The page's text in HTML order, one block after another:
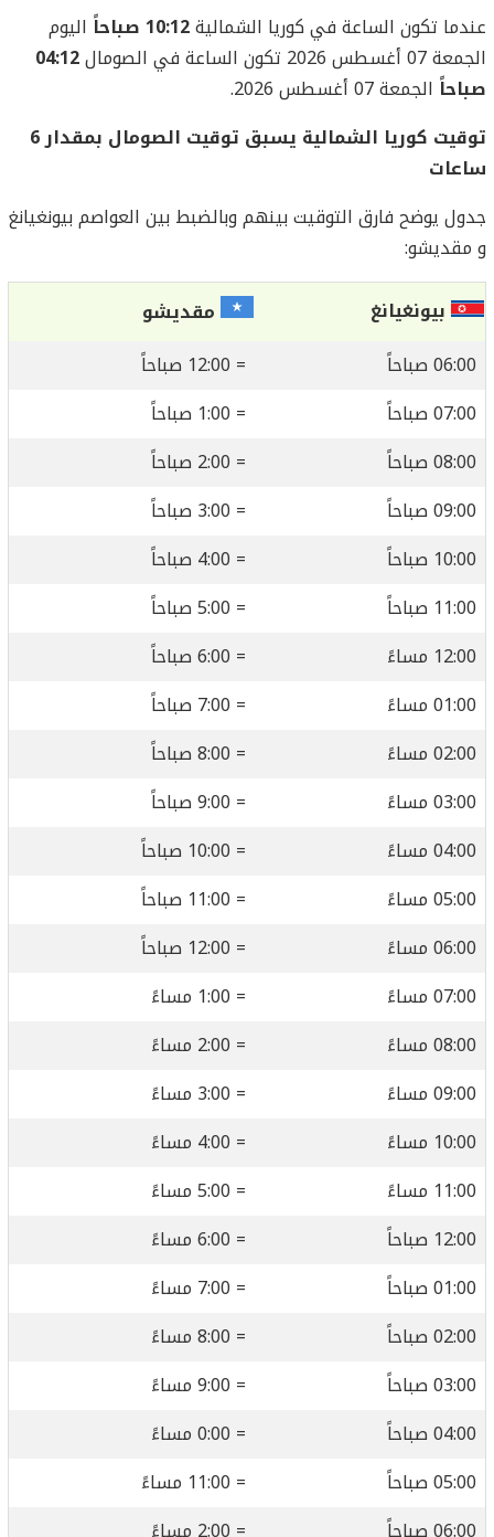
عندما تكون الساعة في كوريا الشمالية10:12 صباحاً
اليوم
الجمعة 07 أغسطس 2026 تكون الساعة في الصومال
04:12
صباحاً الجمعة 07 أغسطس 2026.
توقيت كوريا الشمالية يسبق توقيت الصومال بمقدار 6
ساعات
جدول يوضح فارق التوقيت بينهم وبالضبط بين العواصم بيونغيانغ
و مقديشو:
بيونغيانغ
مقديشو
06:00 صباحاً
= 12:00 صباحاً
07:00 صباحاً
= 1:00 صباحاً
08:00 صباحاً
= 2:00 صباحاً
09:00 صباحاً
= 3:00 صباحاً
10:00 صباحاً
= 4:00 صباحاً
11:00 صباحاً
= 5:00 صباحاً
12:00 مساءً
= 6:00 صباحاً
01:00 مساءً
= 7:00 صباحاً
02:00 مساءً
= 8:00 صباحاً
03:00 مساءً
= 9:00 صباحاً
04:00 مساءً
= 10:00 صباحاً
05:00 مساءً
= 11:00 صباحاً
06:00 مساءً
= 12:00 صباحاً
07:00 مساءً
= 1:00 مساءً
08:00 مساءً
= 2:00 مساءً
09:00 مساءً
= 3:00 مساءً
10:00 مساءً
= 4:00 مساءً
11:00 مساءً
= 5:00 مساءً
12:00 صباحاً
= 6:00 مساءً
01:00 صباحاً
= 7:00 مساءً
02:00 صباحاً
= 8:00 مساءً
03:00 صباحاً
= 9:00 مساءً
04:00 صباحاً
= 0:00 مساءً
05:00 صباحاً
= 11:00 مساءً